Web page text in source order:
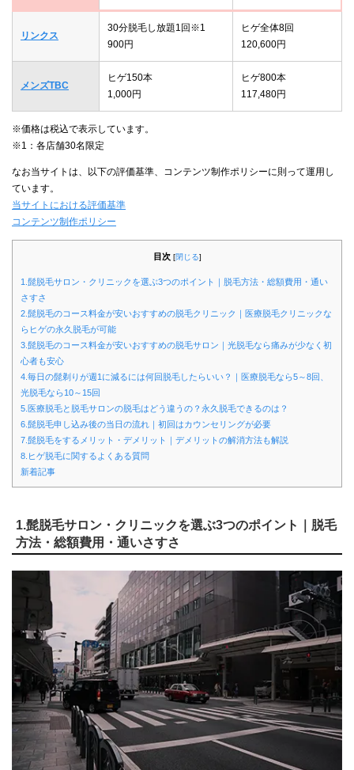
リンクス
30分脱毛し放題1回※1
900円
ヒゲ全体8回
120,600円
メンズTBC
ヒゲ150本
1,000円
ヒゲ800本
117,480円
※価格は税込で表示しています。
※1：各店舗30名限定
なお当サイトは、以下の評価基準、コンテンツ制作ポリシーに則って運用し
ています。
当サイトにおける評価基準
コンテンツ制作ポリシー
目次 [閉じる]
1.髭脱毛サロン・クリニックを選ぶ3つのポイント｜脱毛方法・総額費用・通い
さすさ
2.髭脱毛のコース料金が安いおすすめの脱毛クリニック｜医療脱毛クリニックな
らヒゲの永久脱毛が可能
3.髭脱毛のコース料金が安いおすすめの脱毛サロン｜光脱毛なら痛みが少なく初
心者も安心
4.毎日の髭剃りが週1に減るには何回脱毛したらいい？｜医療脱毛なら5～8回、
光脱毛なら10～15回
5.医療脱毛と脱毛サロンの脱毛はどう違うの？永久脱毛できるのは？
6.髭脱毛申し込み後の当日の流れ｜初回はカウンセリングが必要
7.髭脱毛をするメリット・デメリット｜デメリットの解消方法も解説
8.ヒゲ脱毛に関するよくある質問
新着記事
1.髭脱毛サロン・クリニックを選ぶ3つのポイント｜脱毛
方法・総額費用・通いさすさ